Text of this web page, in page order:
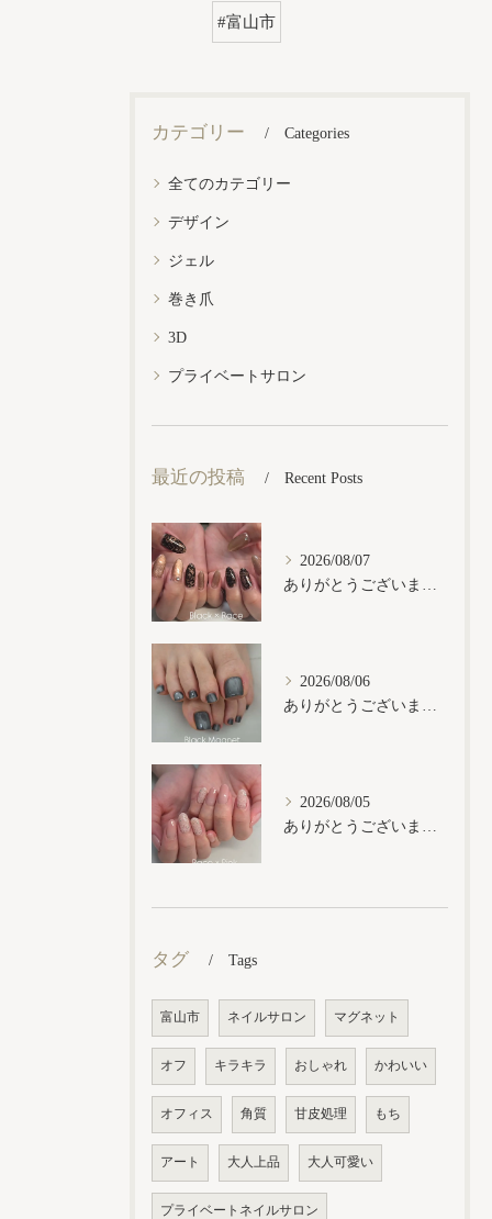
#富山市
カテゴリー Categories
全てのカテゴリー
デザイン
ジェル
巻き爪
3D
プライベートサロン
最近の投稿 Recent Posts
2026/08/07
2026/08/06
2026/08/05
タグ Tags
富山市 ネイルサロン マグネット
オフ キラキラ おしゃれ かわいい
オフィス 角質 甘皮処理 もち
アート 大人上品 大人可愛い
プライベートネイルサロン